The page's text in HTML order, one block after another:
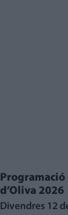
Programació
d’Oliva 2026
Divendres 12